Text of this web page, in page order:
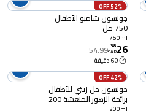
52% OFF
جونسون شامبو الأطفال
750 مل
750ml
26
.
38
SAR
54.99
60 دقيقة
42% OFF
جونسون جل زيتي للأطفال
برائحة الزهور المنعشة 200